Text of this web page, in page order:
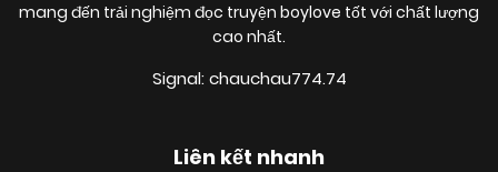
mang đến trải nghiệm đọc truyện boylove tốt với chất lượng
cao nhất.
Signal: chauchau774.74
Liên kết nhanh